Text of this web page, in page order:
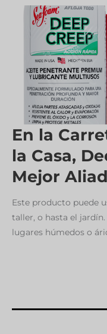
En la
la Casa,
Mejor
Este producto puede
taller, o hasta el
lugares húmedos o